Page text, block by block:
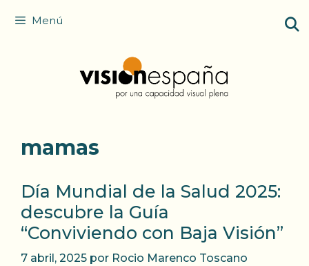
Menú
mamas
Día Mundial de la Salud 2025:
descubre la Guía
“Conviviendo con Baja Visión”
7 abril, 2025 por Rocio Marenco Toscano